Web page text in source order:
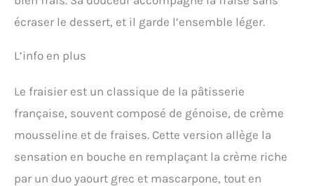
écraser le dessert, et il garde l’ensemble léger.
L’info en plus
Le fraisier est un classique de la pâtisserie
française, souvent composé de génoise, de crème
mousseline et de fraises. Cette version allège la
sensation en bouche en remplaçant la crème riche
par un duo yaourt grec et mascarpone, tout en